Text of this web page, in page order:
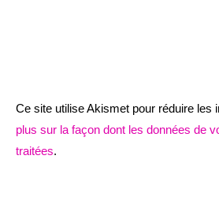
Ce site utilise Akismet pour réduire les
plus sur la façon dont les données de
traitées.